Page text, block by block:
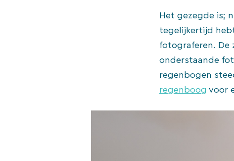
Het gezegde is;
tegelijkertijd
fotograferen. De
onderstaande
regenbogen
regenboog voor